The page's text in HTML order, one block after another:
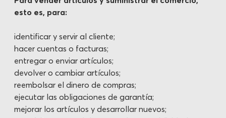
esto es, para:
identificar y servir al cliente;
hacer cuentas o facturas;
entregar o enviar artículos;
devolver o cambiar artículos;
reembolsar el dinero de compras;
ejecutar las obligaciones de garantía;
mejorar los artículos y desarrollar nuevos;